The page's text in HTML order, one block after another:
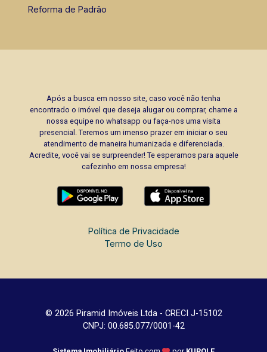
Reforma de Padrão
Após a busca em nosso site, caso você não tenha
encontrado o imóvel que deseja alugar ou comprar, chame a
nossa equipe no whatsapp ou faça-nos uma visita
presencial. Teremos um imenso prazer em iniciar o seu
atendimento de maneira humanizada e diferenciada.
Acredite, você vai se surpreender! Te esperamos para aquele
cafezinho em nossa empresa!
Política de Privacidade
Termo de Uso
© 2026 Piramid Imóveis Ltda - CRECI J-15102
CNPJ: 00.685.077/0001-42